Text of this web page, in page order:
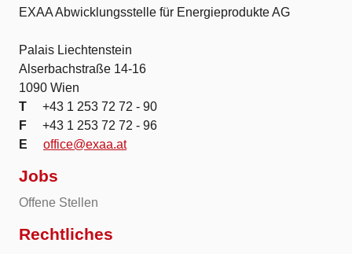
EXAA Abwicklungsstelle für Energieprodukte AG
Palais Liechtenstein
Alserbachstraße 14-16
1090 Wien
T
+43 1 253 72 72 - 90
F
+43 1 253 72 72 - 96
E
office@exaa.at
Jobs
Offene Stellen
Rechtliches